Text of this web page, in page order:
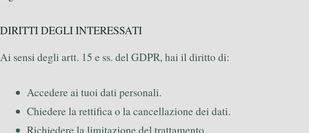
DIRITTI DEGLI INTERESSATI
Ai sensi degli artt. 15 e ss. del GDPR, hai il diritto di:
Accedere ai tuoi dati personali.
Chiedere la rettifica o la cancellazione dei dati.
Richiedere la limitazione del trattamento.